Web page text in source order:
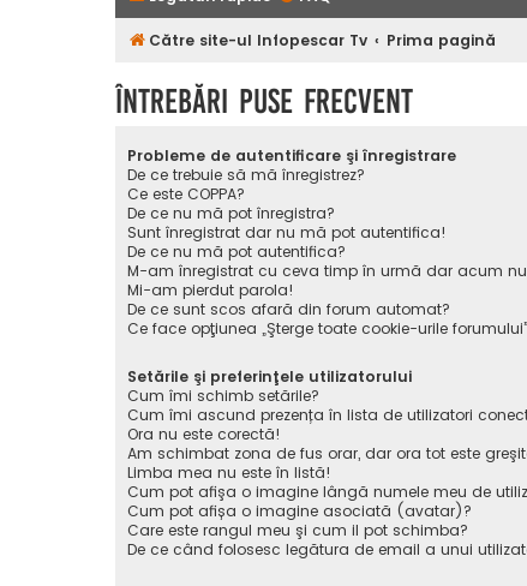
Către site-ul Infopescar Tv Prima pagină
Întrebări puse frecvent
Probleme de autentificare şi înregistrare
De ce trebuie să mă înregistrez?
Ce este COPPA?
De ce nu mă pot înregistra?
Sunt înregistrat dar nu mă pot autentifica!
De ce nu mă pot autentifica?
M-am înregistrat cu ceva timp în urmă dar acum
Mi-am pierdut parola!
De ce sunt scos afară din forum automat?
Ce face opţiunea „Şterge toate cookie-urile
Setările şi preferinţele utilizatorului
Cum îmi schimb setările?
Cum îmi ascund prezența în lista de utilizatori
Ora nu este corectă!
Am schimbat zona de fus orar, dar ora tot este
Limba mea nu este în listă!
Cum pot afişa o imagine lângă numele meu de
Cum pot afișa o imagine asociată (avatar)?
Care este rangul meu şi cum il pot schimba?
De ce când folosesc legătura de email a unui